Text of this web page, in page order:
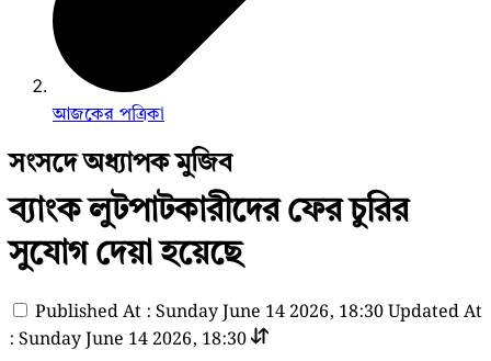
আজকের পত্রিকা
সংসদে অধ্যাপক মুজিব
ব্যাংক লুটপাটকারীদের ফের চুরির
সুযোগ দেয়া হয়েছে
Published At : Sunday June 14 2026, 18:30Updated At
: Sunday June 14 2026, 18:30